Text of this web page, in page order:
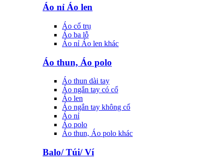
Áo nỉ Áo len
Áo cổ trụ
Áo ba lỗ
Áo nỉ Áo len khác
Áo thun, Áo polo
Áo thun dài tay
Áo ngắn tay có cổ
Áo len
Áo ngắn tay không cổ
Áo nỉ
Áo polo
Áo thun, Áo polo khác
Balo/ Túi/ Ví